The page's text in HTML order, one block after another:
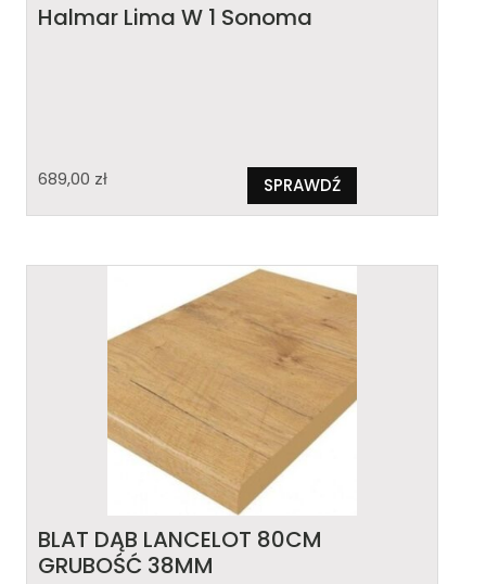
Halmar Lima W 1 Sonoma
689,00 zł SPRAWDŹ
BLAT DĄB LANCELOT 80CM
GRUBOŚĆ 38MM